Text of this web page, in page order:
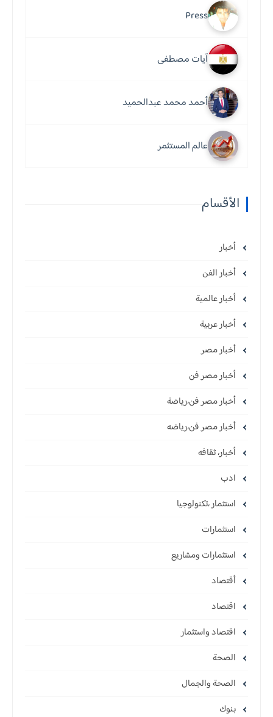
Press
آيات مصطفى
أحمد محمد عبدالحميد
عالم المستثمر
الأقسام
أخبار
أخبار الفن
أخبار عالمية
أخبار عربية
أخبار مصر
أخبار مصر فن
أخبار مصر فن،رياضة
أخبار مصر فن،رياضه
أخبار، ثقافه
ادب
استثمار ،تكنولوجيا
استثمارات
استثمارات ومشاريع
أقتصاد
اقتصاد
اقتصاد واستثمار
الصحة
الصحة والجمال
بنوك